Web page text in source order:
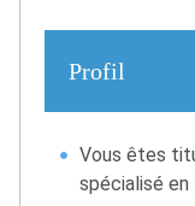
Profil
Vous êtes
spécialisé